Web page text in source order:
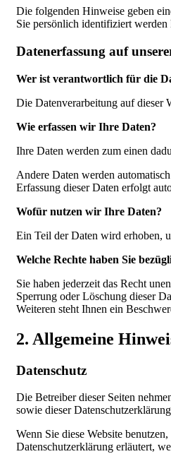
Die folgenden Hinweise geben
Sie persönlich identifiziert
Datenerfassung auf
Wer ist verantwortlich für die
Die Datenverarbeitung auf dieser
Wie erfassen wir Ihre Daten?
Ihre Daten werden zum einen
Andere Daten werden
Erfassung dieser Daten erfolgt
Wofür nutzen wir Ihre Daten?
Ein Teil der Daten wird erhoben,
Welche Rechte haben Sie
Sie haben jederzeit das Recht
Sperrung oder Löschung dieser
Weiteren steht Ihnen ein
2. Allgemeine
Datenschutz
Die Betreiber dieser Seiten
sowie dieser
Wenn Sie diese Website
Datenschutzerklärung erläutert,